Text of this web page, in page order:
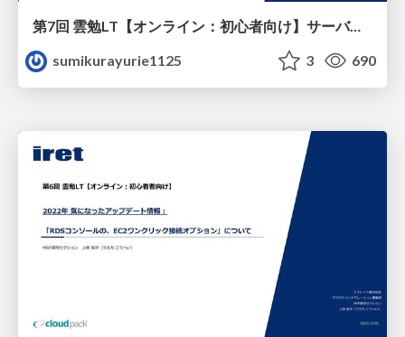
第7回 雲勉LT【オンライン：初心者向け】サーバレスコンテナサービス Lambda, Fargate, App Runnerの特徴、違いを解説
sumikurayurie1125
3 690